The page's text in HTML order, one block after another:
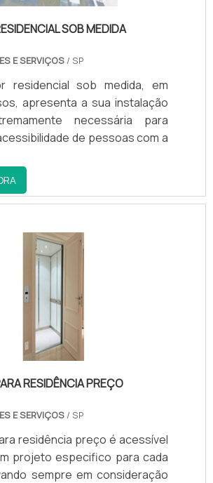
SOB MEDIDA
E SERVIÇOS / SP
residencial sob medida, em
apresenta a sua instalação
necessária para
de pessoas com a
RESIDÊNCIA PREÇO
E SERVIÇOS / SP
residência preço é acessível
projeto especifico para cada
sempre em consideração